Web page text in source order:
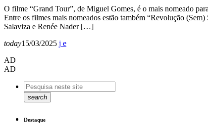
O filme “Grand Tour”, de Miguel Gomes, é o mais nomeado
Entre os filmes mais nomeados estão também “Revolução
Salaviza e Renée Nader […]
today15/03/2025
AD
AD
search
Destaque